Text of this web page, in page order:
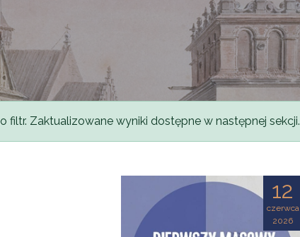
filtr. Zaktualizowane wyniki dostępne w następnej sekcji.
12
czerwca
2026